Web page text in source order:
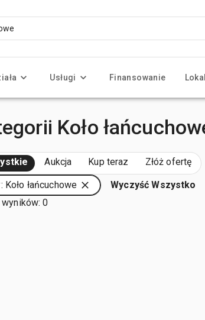
Usługi Finansowanie
Koło
Aukcja Kup teraz Złóż ofertę
Koło łańcuchowe
Wyczyść Wszystko
0